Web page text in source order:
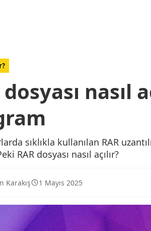
dosyası nasıl
sıklıkla kullanılan RAR
RAR dosyası nasıl açılır?
Karakış 1 Mayıs 2025